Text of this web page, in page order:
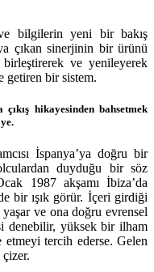
bilgilerin yeni bir bakış
çıkan sinerjinin bir ürünü
ve yenileyerek
getiren bir sistem.
hikayesinden bahsetmek
İspanya’ya doğru bir
duyduğu bir söz
1987 akşamı İbiza’da
bir ışık görür. İçeri girdiği
ve ona doğru evrensel
denebilir, yüksek bir ilham
tercih ederse. Gelen